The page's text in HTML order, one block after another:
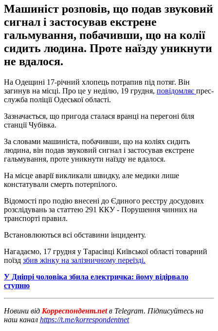
Машиніст розповів, що подав звуковий
сигнал і застосував екстрене
гальмування, побачивши, що на колії
сидить людина. Проте наїзду уникнути
не вдалося.
На Одещині 17-річний хлопець потрапив під потяг. Він
загинув на місці. Про це у неділю, 19 грудня, повідомляє прес-
служба поліції Одеської області.
Зазначається, що пригода сталася вранці на перегоні біля
станції Чубівка.
За словами машиніста, побачивши, що на коліях сидить
людина, він подав звуковий сигнал і застосував екстрене
гальмування, проте уникнути наїзду не вдалося.
На місце аварії викликали швидку, але медики лише
констатували смерть потерпілого.
Відомості про подію внесені до Єдиного реєстру досудових
розслідувань за статтею 291 ККУ - Порушення чинних на
транспорті правил.
Встановлюються всі обставини інциденту.
Нагадаємо, 17 грудня у Тарасівці Київської області товарний
поїзд збив жінку на залізничному переїзді.
У Дніпрі чоловіка збила електричка: йому відірвало
ступню
Новини від Корреспондент.netв Telegram. Підписуйтесь на
наш канал https://t.me/korrespondentnet